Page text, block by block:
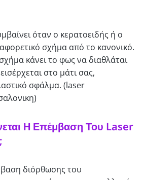
όταν ο κερατοειδής ή ο
σχήμα από το κανονικό.
κάνει το φως να διαθλάται
στο μάτι σας,
σφάλμα. (laser
Η Επέμβαση Του Laser
διόρθωσης του